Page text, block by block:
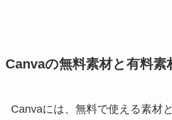
Canvaの無料素材と有料素
Canvaには、無料で使える素材